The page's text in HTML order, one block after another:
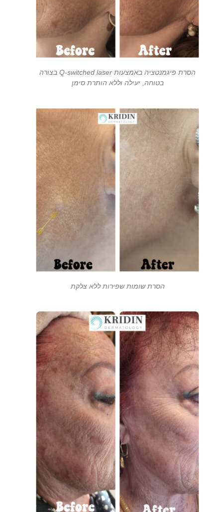
הסרת פיגמנטציה באמצעות Q-switched laser בצורה
בטוחה, יעילה וללא הותרת סימן
הסרת שומות שפירות ללא צלקת